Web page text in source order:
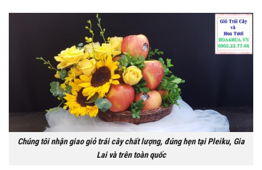
Chúng tôi nhận giao giỏ trái cây chất lượng, đúng hẹn tại Pleiku, Gia
Lai và trên toàn quốc